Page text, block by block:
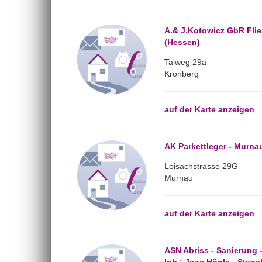
A.& J.Kotowicz GbR
(Hessen)
Talweg 29a
Kronberg
auf der Karte anzeigen
AK Parkettleger -
Loisachstrasse 29G
Murnau
auf der Karte anzeigen
ASN Abriss - Sanierung